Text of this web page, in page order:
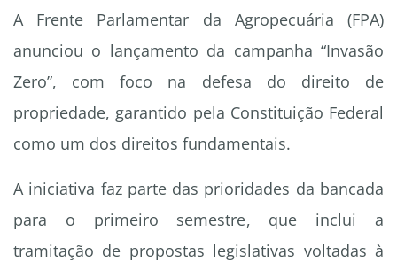
A Frente Parlamentar da Agropecuária (FPA)
anunciou o lançamento da campanha “Invasão
Zero”, com foco na defesa do direito de
propriedade, garantido pela Constituição Federal
como um dos direitos fundamentais.
A iniciativa faz parte das prioridades da bancada
para o primeiro semestre, que inclui a
tramitação de propostas legislativas voltadas à